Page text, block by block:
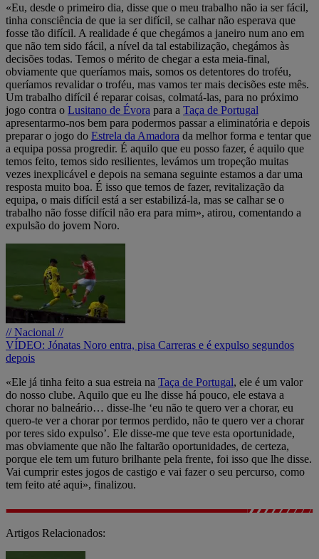
«Eu, desde o primeiro dia, disse que o meu trabalho não ia ser fácil,
tinha consciência de que ia ser difícil, se calhar não esperava que
fosse tão difícil. A realidade é que chegámos a janeiro num ano em
que não tem sido fácil, a nível da tal estabilização, chegámos às
decisões todas. Temos o mérito de chegar a esta meia-final,
obviamente que queríamos mais, somos os detentores do troféu,
queríamos revalidar o troféu, mas vamos ter mais decisões este mês.
Um trabalho difícil é reparar coisas, colmatá-las, para no próximo
jogo contra o Lusitano de Évora para a Taça de Portugal
apresentarmo-nos bem para podermos passar a eliminatória e depois
preparar o jogo do Estrela da Amadora da melhor forma e tentar que
a equipa possa progredir. É aquilo que eu posso fazer, é aquilo que
temos feito, temos sido resilientes, levámos um tropeção muitas
vezes inexplicável e depois na semana seguinte estamos a dar uma
resposta muito boa. É isso que temos de fazer, revitalização da
equipa, o mais difícil está a ser estabilizá-la, mas se calhar se o
trabalho não fosse difícil não era para mim», atirou, comentando a
expulsão do jovem Noro.
// Nacional //
VÍDEO: Jónatas Noro entra, pisa Carreras e é expulso segundos
depois
«Ele já tinha feito a sua estreia na Taça de Portugal, ele é um valor
do nosso clube. Aquilo que eu lhe disse há pouco, ele estava a
chorar no balneário… disse-lhe ‘eu não te quero ver a chorar, eu
quero-te ver a chorar por termos perdido, não te quero ver a chorar
por teres sido expulso’. Ele disse-me que teve esta oportunidade,
mas obviamente que não lhe faltarão oportunidades, de certeza,
porque ele tem um futuro brilhante pela frente, foi isso que lhe disse.
Vai cumprir estes jogos de castigo e vai fazer o seu percurso, como
tem feito até aqui», finalizou.
Artigos Relacionados: